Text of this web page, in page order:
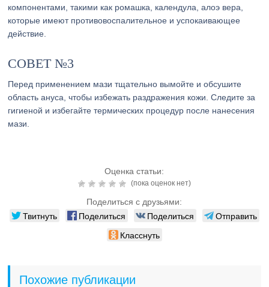
компонентами, такими как ромашка, календула, алоэ вера,
которые имеют противовоспалительное и успокаивающее
действие.
СОВЕТ №3
Перед применением мази тщательно вымойте и обсушите
область ануса, чтобы избежать раздражения кожи. Следите за
гигиеной и избегайте термических процедур после нанесения
мази.
Оценка статьи:
(пока оценок нет)
Поделиться с друзьями:
Твитнуть Поделиться Поделиться
Отправить
Класснуть
Похожие публикации